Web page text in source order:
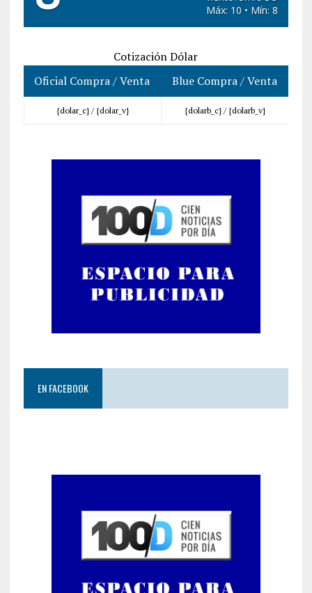
Máx: 10 • Mín: 8
Cotización Dólar
Oficial Compra / Venta
Blue Compra / Venta
{dolar_c} / {dolar_v} {dolarb_c} / {dolarb_v}
EN FACEBOOK